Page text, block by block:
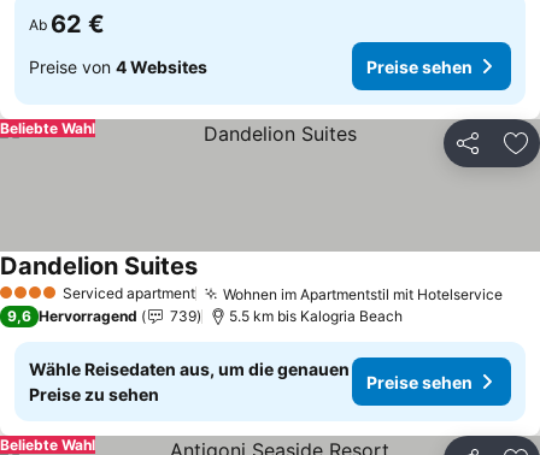
Ab 62 €
Preise von 4 Websites Preise sehen
Teilen
Beliebte Wahl
4 Sterne Serviced apartment Wohnen im Apartmentstil mit Hotelservice
Dandelion SuitesPreise sehen
9,6 Hervorragend 739 5.5 km bis Kalogria Beach
Wähle Reisedaten aus, um die genauen
Preise zu sehen
Preise sehen
Beliebte Wahl